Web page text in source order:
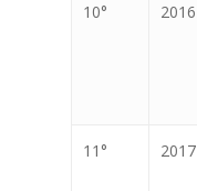
10° 2016
11° 2017